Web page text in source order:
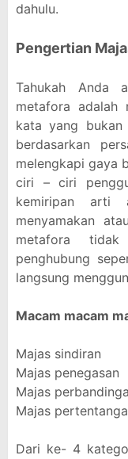
dahulu.
Pengertian
Tahukah Anda
metafora adalah
kata yang
berdasarkan
melengkapi gaya
ciri – ciri
kemiripan arti
menyamakan
metafora
penghubung
langsung
Macam macam
Majas sindiran
Majas penegasan
Majas
Majas
Dari ke- 4